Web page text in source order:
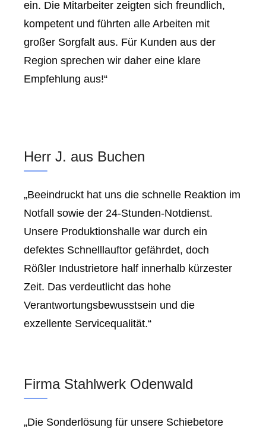
ein. Die Mitarbeiter zeigten sich freundlich,
kompetent und führten alle Arbeiten mit
großer Sorgfalt aus. Für Kunden aus der
Region sprechen wir daher eine klare
Empfehlung aus!“
Herr J. aus Buchen
„Beeindruckt hat uns die schnelle Reaktion im
Notfall sowie der 24-Stunden-Notdienst.
Unsere Produktionshalle war durch ein
defektes Schnelllauftor gefährdet, doch
Rößler Industrietore half innerhalb kürzester
Zeit. Das verdeutlicht das hohe
Verantwortungsbewusstsein und die
exzellente Servicequalität.“
Firma Stahlwerk Odenwald
„Die Sonderlösung für unsere Schiebetore